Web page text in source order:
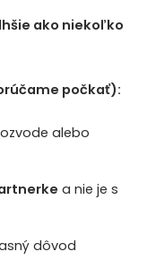
ako niekoľko
počkať):
alebo
a nie je s
dôvod